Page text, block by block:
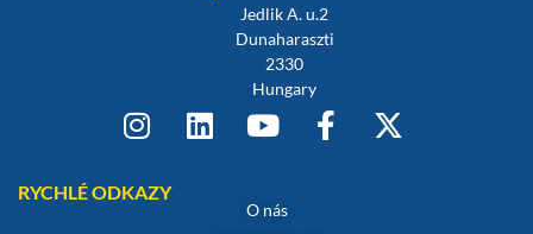
Jedlik A. u.2
Dunaharaszti
2330
Hungary
RYCHLÉ ODKAZY
O nás